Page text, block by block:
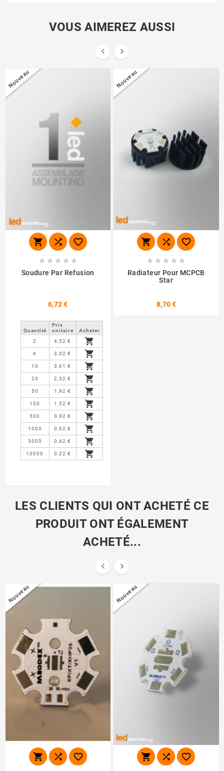
VOUS AIMEREZ AUSSI
 
Nouveau
  
    
Soudure Par Refusion
6,72 €
Quantité
Prix ​​
unitaire
Acheter
2
4,52 € 
6 3,02 € 
10 3,61 € 
20 2,32 € 
50 1,92 € 
100 1,52 € 
500 0,92 € 
1000 0,62 € 
3000 0,42 € 
10000 0,22 € 
Nouveau
  
    
Radiateur Pour MCPCB
Star
8,70 €
LES CLIENTS QUI ONT ACHETÉ CE
PRODUIT ONT ÉGALEMENT
ACHETÉ...
 
Nouveau
  
Nouveau
  